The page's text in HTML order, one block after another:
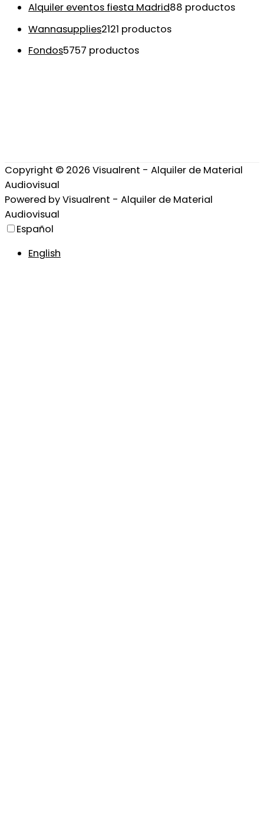
Alquiler eventos fiesta Madrid88 productos
Wannasupplies2121 productos
Fondos5757 productos
Copyright © 2026 Visualrent - Alquiler de Material
Audiovisual
Powered byVisualrent - Alquiler de Material
Audiovisual
Español
English